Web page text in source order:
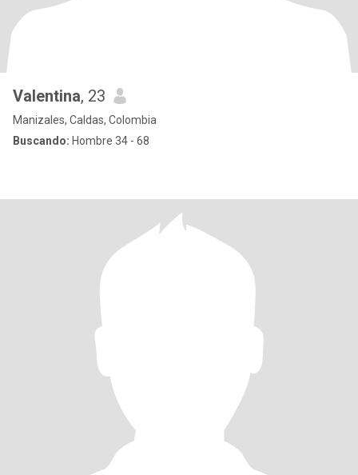
Valentina, 23
Manizales, Caldas, Colombia
Buscando: Hombre 34 - 68